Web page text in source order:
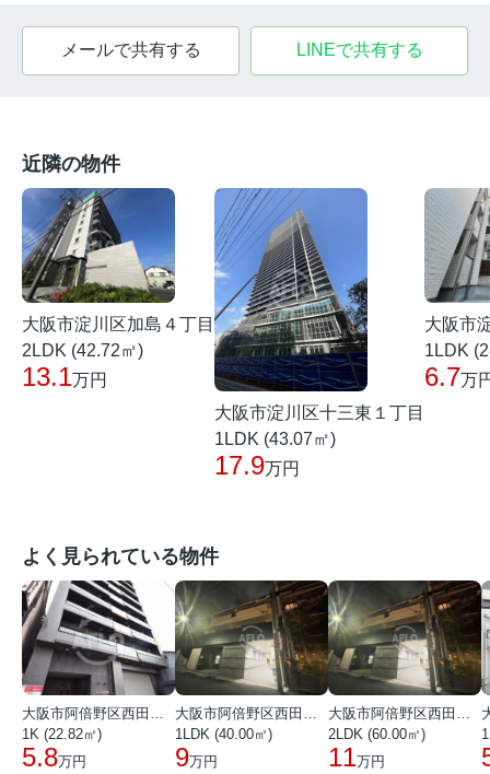
メールで共有する LINEで共有する
近隣の物件
大阪市淀川区加島４丁目
2LDK (42.72㎡)
13.1万円
大阪市淀川区十三東１丁目
1LDK (43.07㎡)
17.9万円
大阪市
1LDK
6.7万
よく見られている物件
大阪市阿倍野区西田辺町１丁目
1K (22.82㎡)
5.8万円
大阪市阿倍野区西田辺町１丁目
1LDK (40.00㎡)
9万円
大阪市阿倍野区西田辺町１丁目
2LDK (60.00㎡)
11万円